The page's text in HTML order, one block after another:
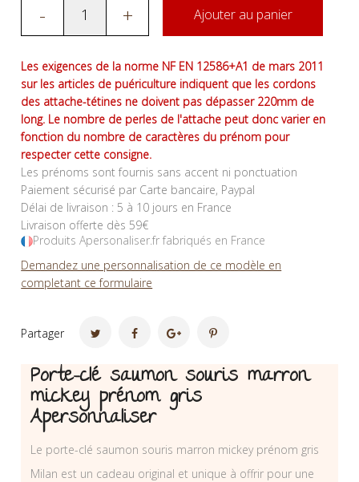
- + Ajouter au panier
Les exigences de la norme NF EN 12586+A1 de mars 2011
sur les articles de puériculture indiquent que les cordons
des attache-tétines ne doivent pas dépasser 220mm de
long. Le nombre de perles de l'attache peut donc varier en
fonction du nombre de caractères du prénom pour
respecter cette consigne.
Les prénoms sont fournis sans accent ni ponctuation
Paiement sécurisé par Carte bancaire, Paypal
Délai de livraison : 5 à 10 jours en France
Livraison offerte dès 59€
Produits Apersonaliser.fr fabriqués en France
Demandez une personnalisation de ce modèle en
completant ce formulaire
Partager
Porte-clé saumon souris marron
mickey prénom gris
Apersonnaliser
Le porte-clé saumon souris marron mickey prénom gris
Milan est un cadeau original et unique à offrir pour une